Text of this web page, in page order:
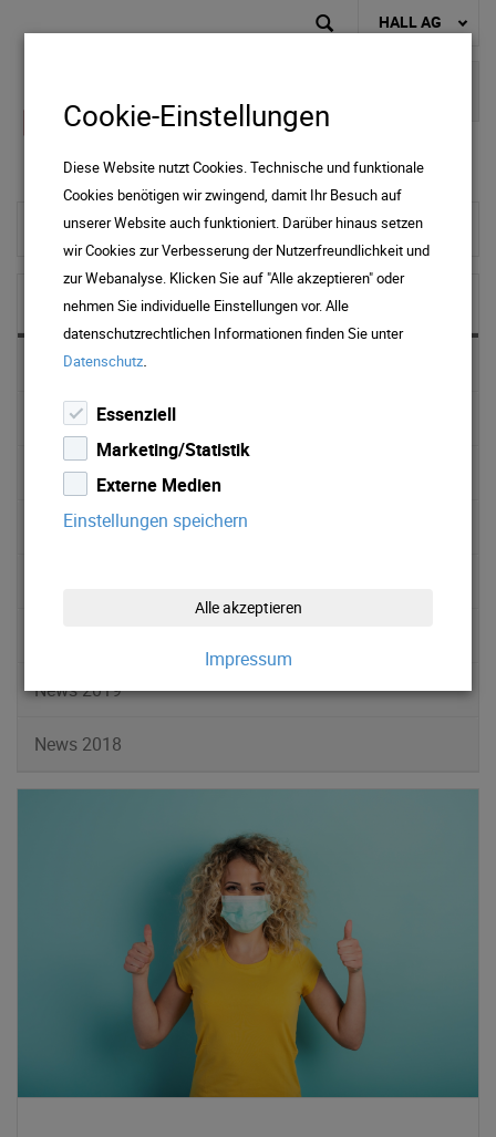
HALL AG
zur Startseite
NEWS & MEDIA
News 2025
News 2024
News 2023
News 2022
News 2019
News 2018
Cookie-Einstellungen
Diese Website nutzt Cookies. Technische und funktionale
Cookies benötigen wir zwingend, damit Ihr Besuch auf
unserer Website auch funktioniert. Darüber hinaus setzen
wir Cookies zur Verbesserung der Nutzerfreundlichkeit und
zur Webanalyse. Klicken Sie auf "Alle akzeptieren" oder
nehmen Sie individuelle Einstellungen vor. Alle
datenschutzrechtlichen Informationen finden Sie unter
Datenschutz.
Essenziell
Marketing/Statistik
Externe Medien
Einstellungen speichern
Alle akzeptieren
Impressum